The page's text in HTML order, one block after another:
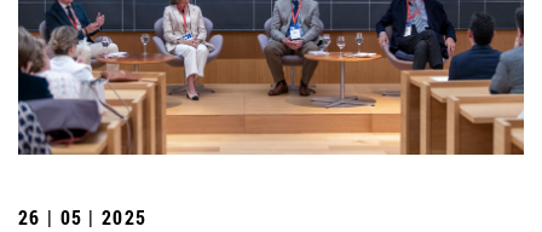
26 | 05 | 2025